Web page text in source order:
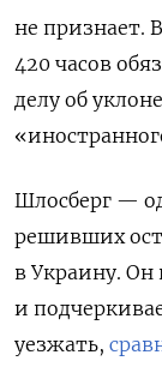
не признает.
420 часов
делу об
Шлосберг —
решивших
в Украину. Он
и
уезжать,